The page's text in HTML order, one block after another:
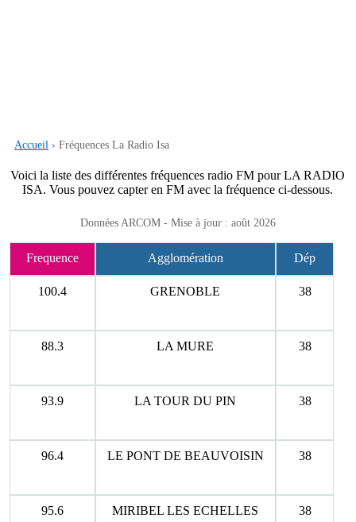
Accueil › Fréquences La Radio Isa
Voici la liste des différentes fréquences radio FM pour LA RADIO
ISA. Vous pouvez capter en FM avec la fréquence ci-dessous.
Données ARCOM - Mise à jour : août 2026
Frequence Agglomération Dép
100.4 GRENOBLE 38
88.3 LA MURE 38
93.9 LA TOUR DU PIN 38
96.4 LE PONT DE BEAUVOISIN 38
95.6 MIRIBEL LES ECHELLES 38